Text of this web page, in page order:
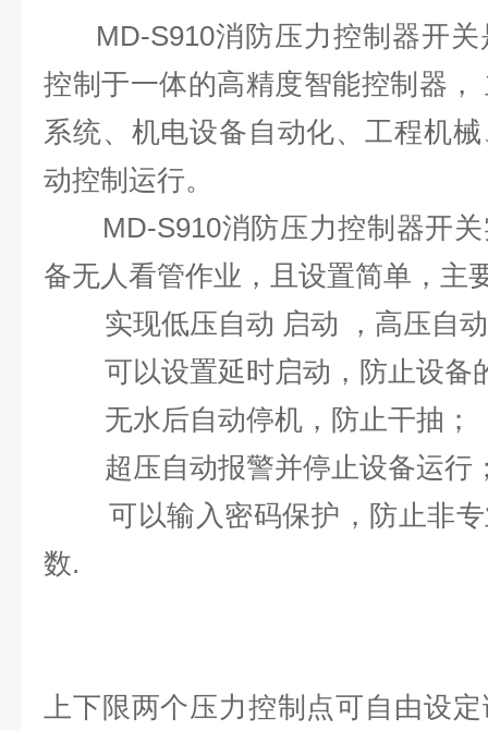
MD-S910消防压力控制器开关
控制于一体的高精度智能控制器
系统、机电设备自动化、工程机
动控制运行。
MD-S910消防压力控制器开关
备无人看管作业，且设置简单
实现低压自动 启动 ，高压自动
可以设置延时启动，防止设备
无水后自动停机，防止干抽；
超压自动报警并停止设备运行
可以输入密码保护，防止非专
数.
上下限两个压力控制点可自由设